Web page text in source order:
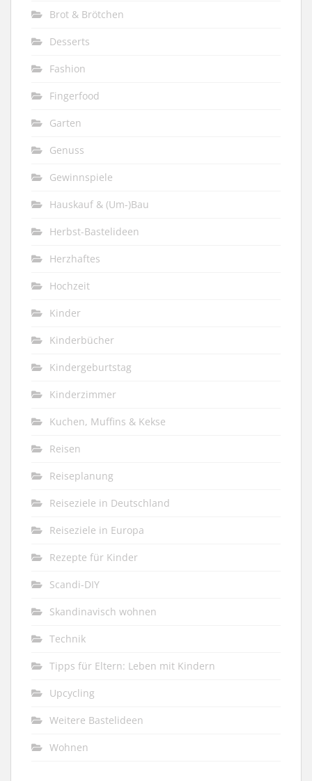
Brot & Brötchen
Desserts
Fashion
Fingerfood
Garten
Genuss
Gewinnspiele
Hauskauf & (Um-)Bau
Herbst-Bastelideen
Herzhaftes
Hochzeit
Kinder
Kinderbücher
Kindergeburtstag
Kinderzimmer
Kuchen, Muffins & Kekse
Reisen
Reiseplanung
Reiseziele in Deutschland
Reiseziele in Europa
Rezepte für Kinder
Scandi-DIY
Skandinavisch wohnen
Technik
Tipps für Eltern: Leben mit Kindern
Upcycling
Weitere Bastelideen
Wohnen